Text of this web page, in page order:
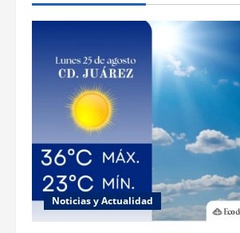
Noticias y Actualidad